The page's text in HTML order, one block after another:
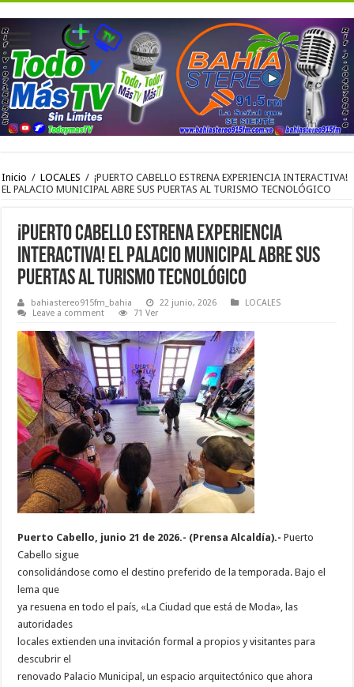
Inicio / LOCALES / ¡PUERTO CABELLO ESTRENA EXPERIENCIA INTERACTIVA!
EL PALACIO MUNICIPAL ABRE SUS PUERTAS AL TURISMO TECNOLÓGICO
¡PUERTO CABELLO ESTRENA EXPERIENCIA
INTERACTIVA! EL PALACIO MUNICIPAL ABRE SUS
PUERTAS AL TURISMO TECNOLÓGICO
bahiastereo915fm_bahia 22 junio, 2026
LOCALES
Leave a comment
71 Ver
Puerto Cabello, junio 21 de 2026.- (Prensa Alcaldía).- Puerto
Cabello sigue
consolidándose como el destino preferido de la temporada. Bajo el
lema que
ya resuena en todo el país, «La Ciudad que está de Moda», las
autoridades
locales extienden una invitación formal a propios y visitantes para
descubrir el
renovado Palacio Municipal, un espacio arquitectónico que ahora